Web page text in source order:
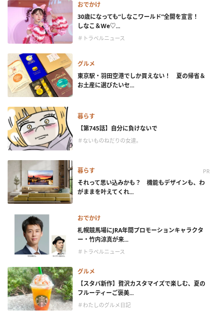
おでかけ
30歳になっても“しなこワールド”全開を宣言！
しなこ＆We♡...
＃トラベルニュース
グルメ
東京駅・羽田空港でしか買えない！ 夏の帰省＆
お土産に選びたいセ...
暮らす
【第745話】自分に負けないで
＃ないものねだりの女達。
暮らす PR
それって思い込みかも？ 機能もデザインも、わ
がままを叶えてくれ...
おでかけ
札幌競馬場にJRA年間プロモーションキャラクタ
ー・竹内涼真が来...
＃トラベルニュース
グルメ
【スタバ新作】贅沢カスタマイズで楽しむ、夏の
フルーティーご褒美...
＃わたしのグルメ日記